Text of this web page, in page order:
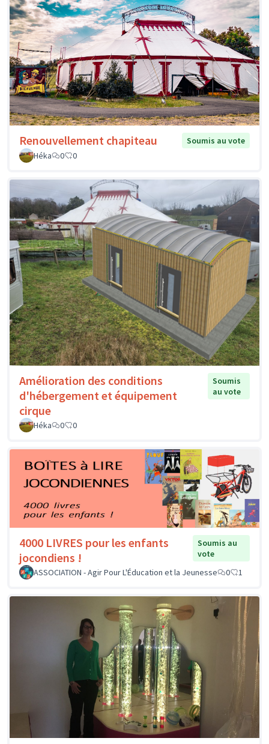
Renouvellement chapiteau
Soumis au vote
Héka
0 0
Amélioration des conditions
d'hébergement et équipement
cirque
Soumis
au vote
Héka 0 0
4000 LIVRES pour les enfants
jocondiens !
Soumis au
vote
ASSOCIATION - Agir Pour L'Éducation et la Jeunesse
0 1